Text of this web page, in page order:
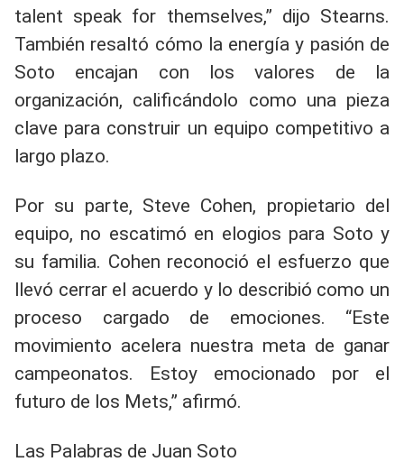
talent speak for themselves,” dijo Stearns.
También resaltó cómo la energía y pasión de
Soto encajan con los valores de la
organización, calificándolo como una pieza
clave para construir un equipo competitivo a
largo plazo.
Por su parte, Steve Cohen, propietario del
equipo, no escatimó en elogios para Soto y
su familia. Cohen reconoció el esfuerzo que
llevó cerrar el acuerdo y lo describió como un
proceso cargado de emociones. “Este
movimiento acelera nuestra meta de ganar
campeonatos. Estoy emocionado por el
futuro de los Mets,” afirmó.
Las Palabras de Juan Soto